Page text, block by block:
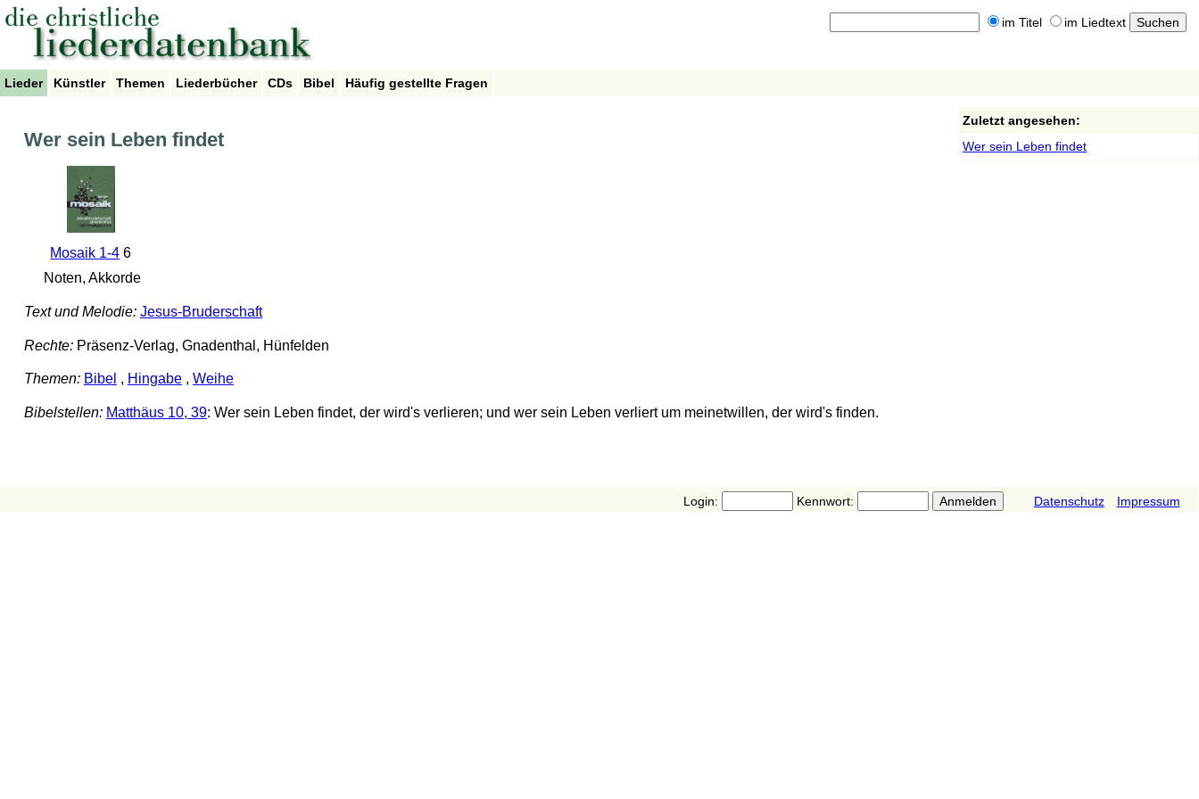
im Titel im Liedtext
Lieder Künstler Themen Liederbücher CDs Bibel Häufig gestellte Fragen
Wer sein Leben findet
Mosaik 1-4 6
Noten, Akkorde
Text und Melodie: Jesus-Bruderschaft
Rechte:Präsenz-Verlag, Gnadenthal, Hünfelden
Themen: Bibel , Hingabe, Weihe
Bibelstellen: Matthäus 10, 39: Wer sein Leben findet, der wird's verlieren; und wer sein Leben verliert um meinetwillen, der wird's finden.
Zuletzt angesehen:
Wer sein Leben findet
Login: Kennwort: Datenschutz Impressum